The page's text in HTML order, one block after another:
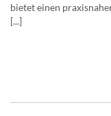
bietet einen
[...]